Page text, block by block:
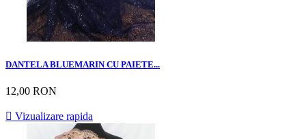
DANTELA BLUEMARIN CU PAIETE...
12,00 RON
 Vizualizare rapida